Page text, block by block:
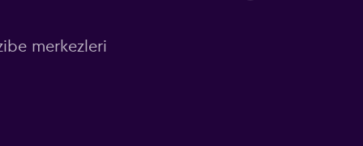
merkezleri